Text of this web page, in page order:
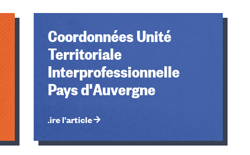
Coordonnées Unité
Territoriale
Interprofessionnelle
Pays d'Auvergne
Lire l'article